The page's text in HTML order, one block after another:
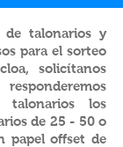
de talonarios y
para el sorteo
solicítanos
talonarios los
de 25 - 50 o
papel offset de